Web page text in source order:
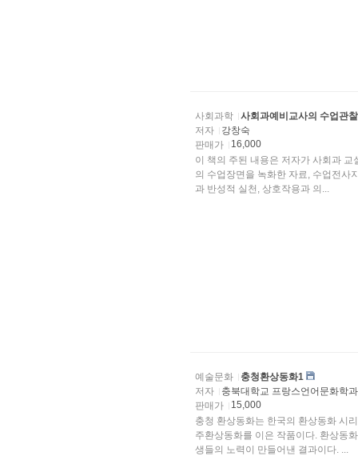
사회과학
사회과예비교사의 수업관
저자
강창숙
판매가
16,000
이 책의 주된 내용은 저자가 사회과
의 수업장면을 녹화한 자료, 수업전사
과 반성적 실천, 상호작용과 의...
예술문화
충청환상동화1
저자
충북대학교 프랑스언어문화학
판매가
15,000
충청 환상동화는 한국의 환상동화 시
주환상동화를 이은 작품이다. 환상동
생들의 노력이 만들어낸 결과이다. ...